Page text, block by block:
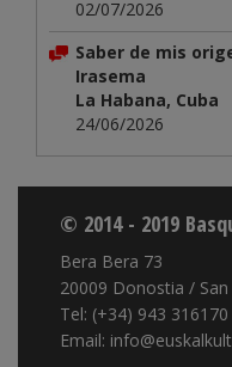
02/07/2026
Saber de mis
Irasema
La Habana, Cuba
24/06/2026
© 2014 - 2019
Bera Bera 73
20009 Donostia / San
Tel: (+34) 943 316170
Email: